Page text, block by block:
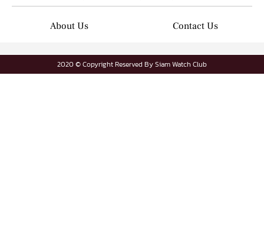
About Us Contact Us
2020 © Copyright Reserved By Siam Watch Club